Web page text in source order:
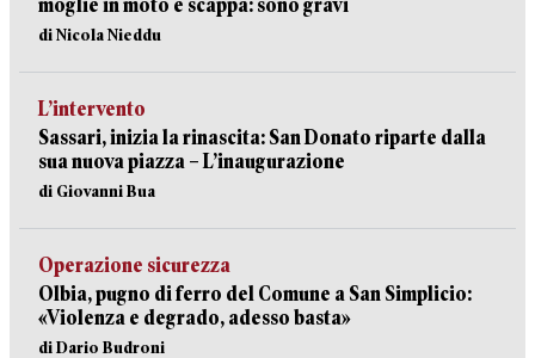
moglie in moto e scappa: sono gravi
di Nicola Nieddu
L’intervento
Sassari, inizia la rinascita: San Donato riparte dalla
sua nuova piazza – L’inaugurazione
di Giovanni Bua
Operazione sicurezza
Olbia, pugno di ferro del Comune a San Simplicio:
«Violenza e degrado, adesso basta»
di Dario Budroni